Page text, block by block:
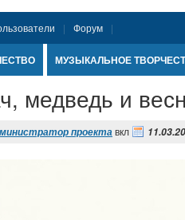
Форум
МУЗЫКАЛЬНОЕ
медведь и
проектавкл